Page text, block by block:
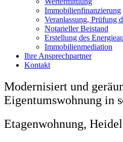
Immobilienfinanzierung
Veranlassung, Prüfung
Notarieller Beistand
Erstellung des
Immobilienmediation
Ihre Ansprechpartner
Kontakt
Modernisiert und
Eigentumswohnung in
Etagenwohnung,